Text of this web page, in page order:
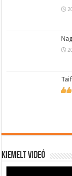
Kiemelt videó